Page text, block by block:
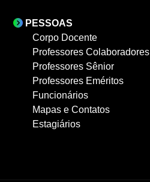
PESSOAS
Corpo Docente
Professores Colaboradores
Professores Sênior
Professores Eméritos
Funcionários
Mapas e Contatos
Estagiários